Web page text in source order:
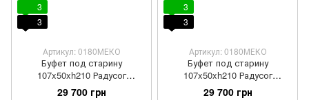
3
3
Артикул: 0180МЕКО
Буфет под старину
107x50xh210 Радусог
деревянный
29 700 грн
3
3
Артикул: 0180МЕКО
Буфет под старину
107x50xh210 Радусог
деревянный 2
29 700 грн